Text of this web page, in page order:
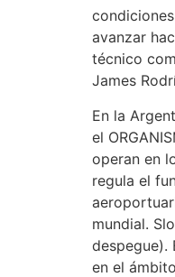
avanzar
técnico
James
En la
el
operan en
regula el
mundial.
despegue).
en el